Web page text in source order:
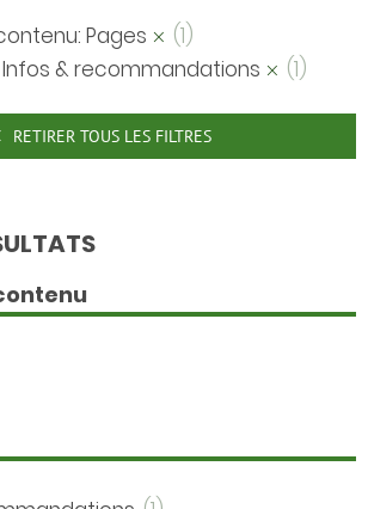
Pages
(1)
Infos & recommandations
(1)
RETIRER TOUS LES FILTRES